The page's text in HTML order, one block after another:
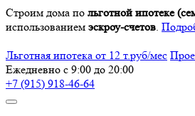
Строим дома по льготной ипотеке
использованием эскроу-счетов.
Льготная ипотека от 12 т.руб/мес
Ежедневно с 9:00 до 20:00
+7 (915) 918-46-64